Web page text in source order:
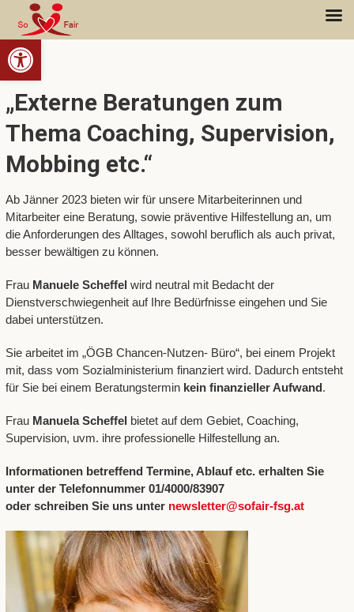
Open toolbar
„Externe Beratungen zum
Thema Coaching, Supervision,
Mobbing etc.“
Ab Jänner 2023 bieten wir für unsere Mitarbeiterinnen und
Mitarbeiter eine Beratung, sowie präventive Hilfestellung an, um
die Anforderungen des Alltages, sowohl beruflich als auch privat,
besser bewältigen zu können.
Frau Manuele Scheffel wird neutral mit Bedacht der
Dienstverschwiegenheit auf Ihre Bedürfnisse eingehen und Sie
dabei unterstützen.
Sie arbeitet im „ÖGB Chancen-Nutzen- Büro“, bei einem Projekt
mit, dass vom Sozialministerium finanziert wird. Dadurch entsteht
für Sie bei einem Beratungstermin kein finanzieller Aufwand.
Frau Manuela Scheffel bietet auf dem Gebiet, Coaching,
Supervision, uvm. ihre professionelle Hilfestellung an.
Informationen betreffend Termine, Ablauf etc. erhalten Sie
unter der Telefonnummer 01/4000/83907
oder schreiben Sie uns unter newsletter@sofair-fsg.at